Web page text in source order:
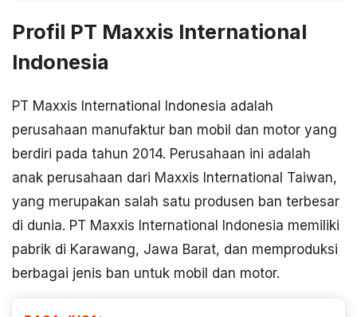
Profil PT Maxxis International
Indonesia
PT Maxxis International Indonesia adalah
perusahaan manufaktur ban mobil dan motor yang
berdiri pada tahun 2014. Perusahaan ini adalah
anak perusahaan dari Maxxis International Taiwan,
yang merupakan salah satu produsen ban terbesar
di dunia. PT Maxxis International Indonesia memiliki
pabrik di Karawang, Jawa Barat, dan memproduksi
berbagai jenis ban untuk mobil dan motor.